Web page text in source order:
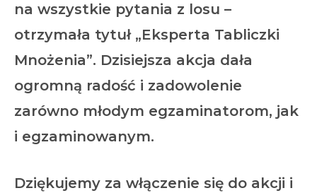
na wszystkie pytania z losu –
otrzymała tytuł „Eksperta Tabliczki
Mnożenia”. Dzisiejsza akcja dała
ogromną radość i zadowolenie
zarówno młodym egzaminatorom, jak
i egzaminowanym.
Dziękujemy za włączenie się do akcji i